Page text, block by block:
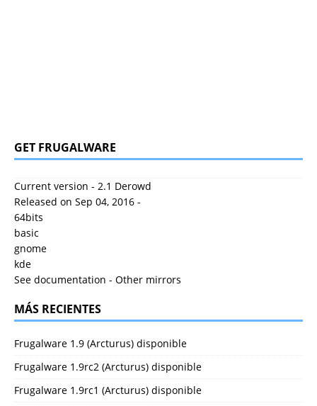
GET FRUGALWARE
Current version - 2.1 Derowd
Released on Sep 04, 2016 -
64bits
basic
gnome
kde
See documentation - Other mirrors
MÁS RECIENTES
Frugalware 1.9 (Arcturus) disponible
Frugalware 1.9rc2 (Arcturus) disponible
Frugalware 1.9rc1 (Arcturus) disponible